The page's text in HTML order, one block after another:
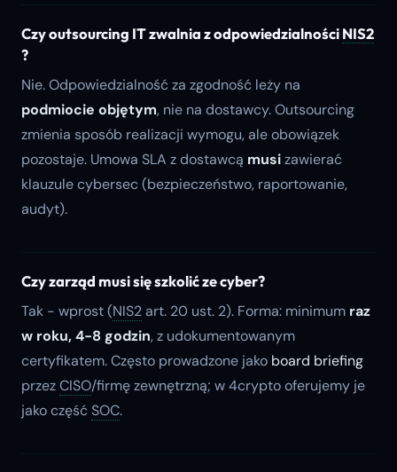
Czy outsourcing IT zwalnia z odpowiedzialnościNIS2
?
Nie. Odpowiedzialność za zgodność leży na
podmiocie objętym, nie na dostawcy. Outsourcing
zmienia sposób realizacji wymogu, ale obowiązek
pozostaje. Umowa SLA z dostawcą musizawierać
klauzule cybersec (bezpieczeństwo, raportowanie,
audyt).
Czy zarząd musi się szkolić ze cyber?
Tak - wprost (NIS2art. 20 ust. 2). Forma: minimum raz
w roku, 4-8 godzin, z udokumentowanym
certyfikatem. Często prowadzone jako board briefing
przezCISO/firmę zewnętrzną; w 4crypto oferujemy je
jako częśćSOC.